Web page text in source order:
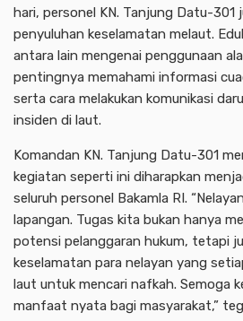
hari, personel KN. Tanjung Datu-301
penyuluhan keselamatan melaut.
antara lain mengenai penggunaan
pentingnya memahami informasi
serta cara melakukan komunikasi
insiden di laut.
Komandan KN. Tanjung Datu-301
kegiatan seperti ini diharapkan
seluruh personel Bakamla RI.
lapangan. Tugas kita bukan hanya
potensi pelanggaran hukum, tetapi
keselamatan para nelayan yang
laut untuk mencari nafkah. Semoga
manfaat nyata bagi masyarakat,”